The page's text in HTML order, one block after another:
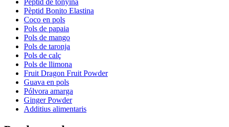
Pèptid Bonito Elastina
Coco en pols
Pols de papaia
Pols de mango
Pols de taronja
Pols de calç
Pols de llimona
Fruit Dragon Fruit Powder
Guava en pols
Pólvora amarga
Ginger Powder
Additius alimentaris